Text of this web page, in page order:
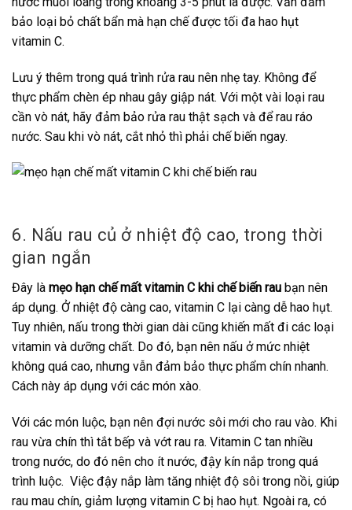
bảo loại bỏ chất bẩn mà hạn chế được tối đa hao hụt
vitamin C.
Lưu ý thêm trong quá trình rửa rau nên nhẹ tay. Không để
thực phẩm chèn ép nhau gây giập nát. Với một vài loại rau
cần vò nát, hãy đảm bảo rửa rau thật sạch và để rau ráo
nước. Sau khi vò nát, cắt nhỏ thì phải chế biến ngay.
6. Nấu rau củ ở nhiệt độ cao, trong thời
gian ngắn
Đây là mẹo hạn chế mất vitamin C khi chế biến rau bạn nên
áp dụng. Ở nhiệt độ càng cao, vitamin C lại càng dễ hao hụt.
Tuy nhiên, nấu trong thời gian dài cũng khiến mất đi các loại
vitamin và dưỡng chất. Do đó, bạn nên nấu ở mức nhiệt
không quá cao, nhưng vẫn đảm bảo thực phẩm chín nhanh.
Cách này áp dụng với các món xào.
Với các món luộc, bạn nên đợi nước sôi mới cho rau vào. Khi
rau vừa chín thì tắt bếp và vớt rau ra. Vitamin C tan nhiều
trong nước, do đó nên cho ít nước, đậy kín nắp trong quá
trình luộc. Việc đậy nắp làm tăng nhiệt độ sôi trong nồi, giúp
rau mau chín, giảm lượng vitamin C bị hao hụt. Ngoài ra, có